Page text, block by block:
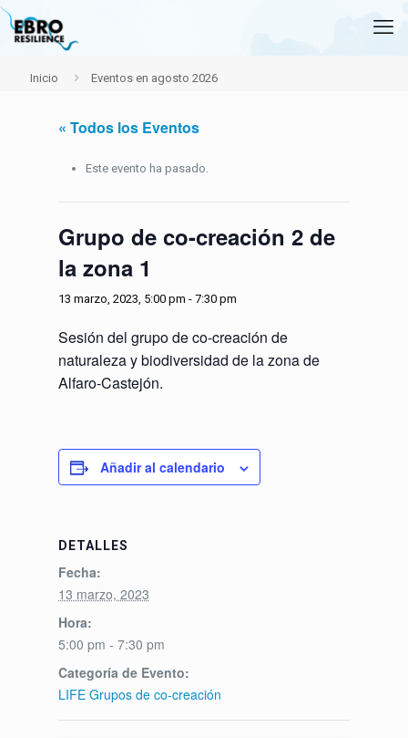
Inicio Eventos en agosto 2026
« Todos los Eventos
Este evento ha pasado.
Grupo de co-creación 2 de
la zona 1
13 marzo, 2023, 5:00 pm - 7:30 pm
Sesión del grupo de co-creación de
naturaleza y biodiversidad de la zona de
Alfaro-Castejón.
Añadir al calendario
DETALLES
Fecha:
13 marzo, 2023
Hora:
5:00 pm - 7:30 pm
Categoría de Evento:
LIFE Grupos de co-creación